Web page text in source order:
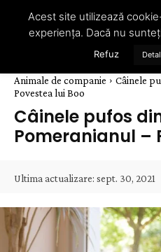
Animale de companie
Câinele
Povestea lui Boo
Câinele pufos
Pomeranianul –
Ultima actualizare: sept. 30, 2021
Acest site utilizează
experiența. Dacă nu
Refuz